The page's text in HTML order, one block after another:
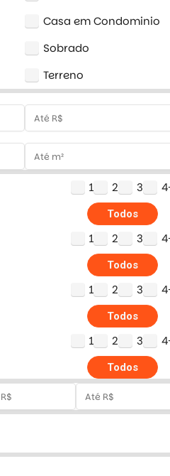
Casa em Condominio
Sobrado
Terreno
1 2 3
Todos
1 2 3
Todos
1 2 3
Todos
1 2 3
Todos